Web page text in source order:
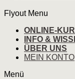
Flyout Menu
ONLINE-
INFO &
ÜBER UNS
MEIN KONTO
Menü